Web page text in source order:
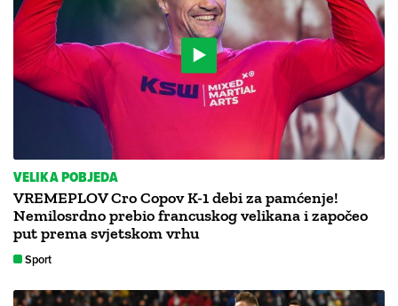
VELIKA POBJEDA
VREMEPLOV Cro Copov K-1 debi za pamćenje!
Nemilosrdno prebio francuskog velikana i započeo
put prema svjetskom vrhu
Sport